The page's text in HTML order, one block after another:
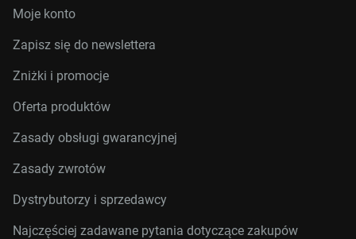
Moje konto
Zapisz się do newslettera
Zniżki i promocje
Oferta produktów
Zasady obsługi gwarancyjnej
Zasady zwrotów
Dystrybutorzy i sprzedawcy
Najczęściej zadawane pytania dotyczące zakupów